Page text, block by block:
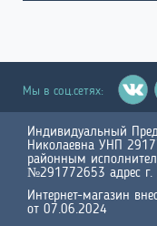
Мы в соц.сетях:
Индивидуальный
Николаевна УНП
районным
№291772653 адрес г.
Интернет-магазин
от 07.06.2024